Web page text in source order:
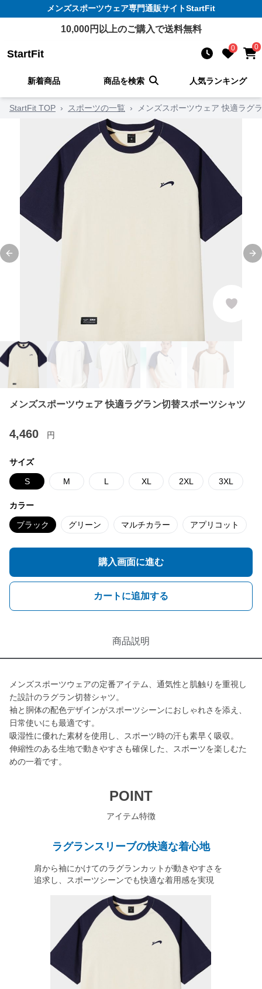
メンズスポーツウェア専門通販サイトStartFit
10,000円以上のご購入で送料無料
StartFit 0 0
新着商品 商品を検索 人気ランキング
StartFit TOP › スポーツの一覧 › メンズスポーツウェア 快適ラグ
Previous slide
メンズスポーツウェア 快適ラグラン切替スポーツシャツ
4,460 円
サイズ
S M L XL 2XL 3XL
カラー
ブラック グリーン マルチカラー アプリコット
購入画面に進む
カートに追加する
商品説明
メンズスポーツウェアの定番アイテム、通気性と肌触りを重視し
た設計のラグラン切替シャツ。
袖と胴体の配色デザインがスポーツシーンにおしゃれさを添え、
日常使いにも最適です。
吸湿性に優れた素材を使用し、スポーツ時の汗も素早く吸収。
伸縮性のある生地で動きやすさも確保した、スポーツを楽しむた
めの一着です。
POINT
アイテム特徴
ラグランスリーブの快適な着心地
肩から袖にかけてのラグランカットが動きやすさを
追求し、スポーツシーンでも快適な着用感を実現